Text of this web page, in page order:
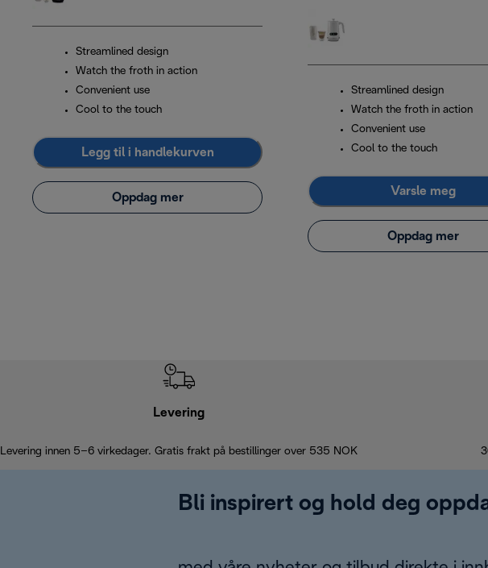
Streamlined design
Watch the froth in action
Convenient use
Cool to the touch
Legg til i handlekurven
Oppdag mer
Streamlined design
Watch the froth in action
Convenient use
Cool to the touch
Varsle meg
Oppdag mer
Levering
Levering innen 5–6 virkedager. Gratis frakt på bestillinger over 535 NOK
Bli inspirert og hold deg